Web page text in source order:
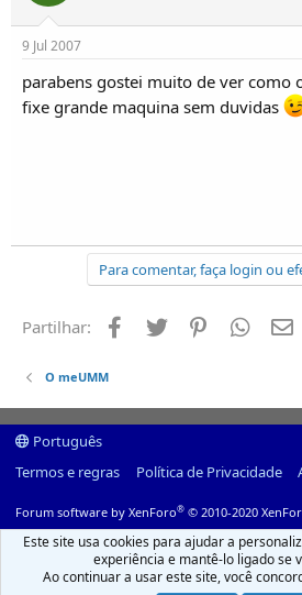
9 Jul 2007
parabens gostei muito de ver como
fixe grande maquina sem duvidas
Para comentar, faça login ou
Partilhar: Facebook
Twitter Pinterest
O meUMM
Português
Termos e regras
Política de Privacidade
Forum software by XenForo® © 2010-2020
Este site usa cookies para ajudar a
experiência e mantê-lo ligado se
Ao continuar a usar este site, você